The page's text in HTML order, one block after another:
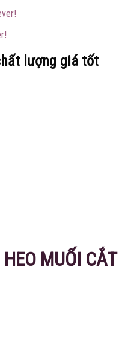
lượng giá tốt
MUỐI CẮT